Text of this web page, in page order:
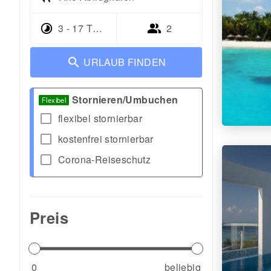
3 - 17 Tage 2
URLAUB FINDEN
Flexibel Stornieren/Umbuchen
check_box_outline_blank flexibel stornierbar
check_box_outline_blank kostenfrei stornierbar
check_box_outline_blank Corona-Reiseschutz
Preis
0 beliebig